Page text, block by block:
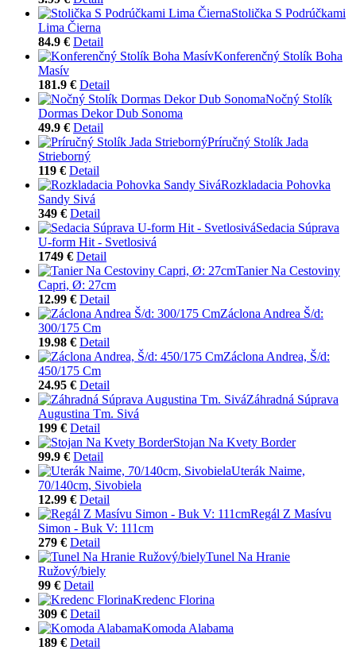
Stolička S Podrúčkami
Lima Čierna
84.9 € Detail
Konferenčný Stolík Boha
Masív
181.9 € Detail
Nočný Stolík
Dormas Dekor Dub Sonoma
49.9 € Detail
Príručný Stolík Jada
Strieborný
119 € Detail
Rozkladacia Pohovka
Sandy Sivá
349 € Detail
Sedacia Súprava
U-form Hit - Svetlosivá
1749 € Detail
Tanier Na Cestoviny
Capri, Ø: 27cm
12.99 € Detail
Záclona Andrea Š/d:
300/175 Cm
19.98 € Detail
Záclona Andrea, Š/d:
450/175 Cm
24.95 € Detail
Záhradná Súprava
Augustina Tm. Sivá
199 € Detail
Stojan Na Kvety Border
99.9 € Detail
Uterák Naime,
70/140cm, Sivobiela
12.99 € Detail
Regál Z Masívu
Simon - Buk V: 111cm
279 € Detail
Tunel Na Hranie
Ružový/biely
99 € Detail
Kredenc Florina
309 € Detail
Komoda Alabama
189 € Detail